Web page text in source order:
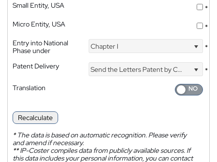
Small Entity, USA
*
Micro Entity, USA
*
Entry into National
Phase under
Chapter I *
Patent Delivery Send the Letters Patent by Courier
*
Translation
Recalculate
*The data is based on automatic recognition. Please verify
and amend if necessary.
**IP-Coster compiles data from publicly available sources. If
this data includes your personal information, you can contact